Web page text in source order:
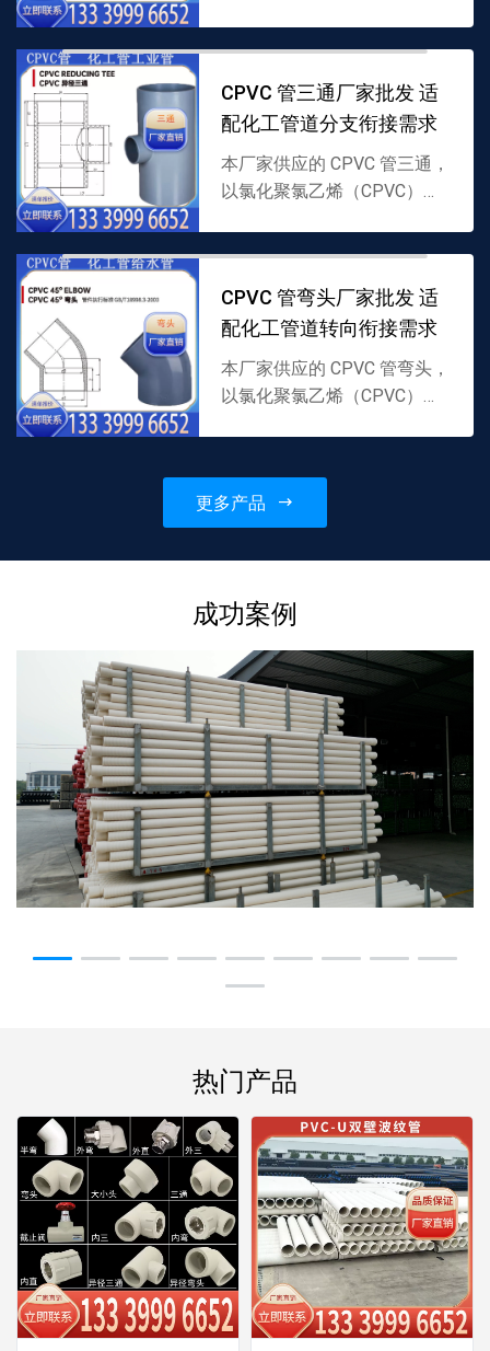
强，支持批发...
CPVC 管三通厂家批发 适
配化工管道分支衔接需求
本厂家供应的 CPVC 管三通，
以氯化聚氯乙烯（CPVC）为
详情可联...
CPVC 管弯头厂家批发 适
配化工管道转向衔接需求
本厂家供应的 CPVC 管弯头，
以氯化聚氯乙烯（CPVC）为
接，耐腐耐温，支持批发，详
情可联系...
更多产品
成功案例
热门产品